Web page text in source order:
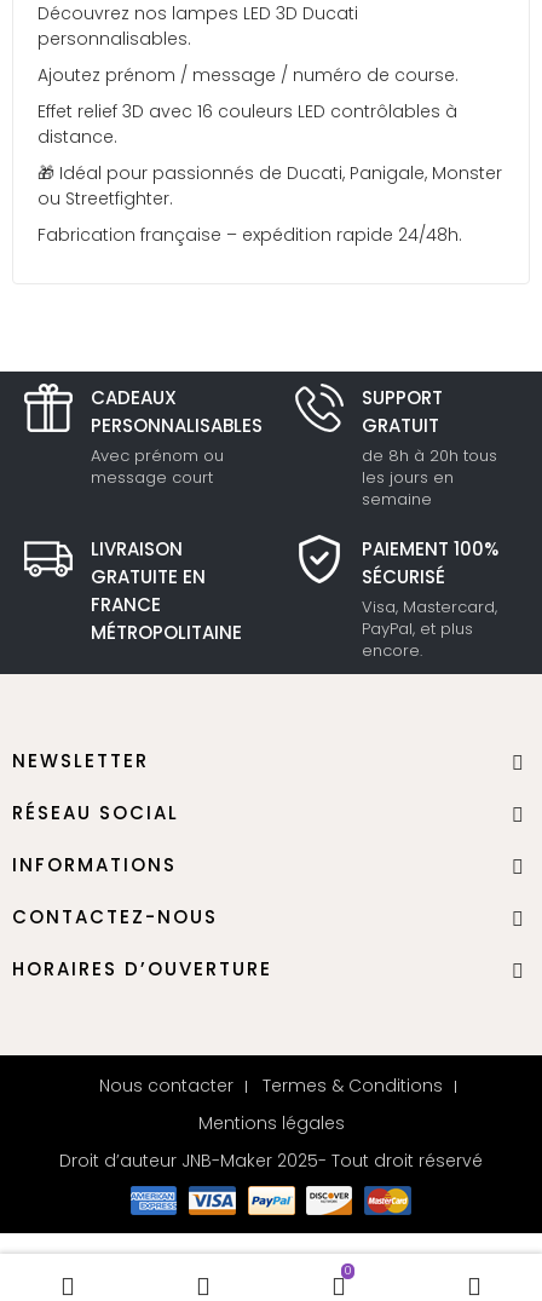
0
Découvrez nos lampes LED 3D Ducati
personnalisables.
Ajoutez prénom / message / numéro de course.
Effet relief 3D avec 16 couleurs LED contrôlables à
distance.
🎁 Idéal pour passionnés de Ducati, Panigale, Monster
ou Streetfighter.
Fabrication française – expédition rapide 24/48h.
CADEAUX
PERSONNALISABLES
Avec prénom ou
message court
SUPPORT
GRATUIT
de 8h à 20h tous
les jours en
semaine
LIVRAISON
GRATUITE EN
FRANCE
MÉTROPOLITAINE
PAIEMENT 100%
SÉCURISÉ
Visa, Mastercard,
PayPal, et plus
encore.
NEWSLETTER
RÉSEAU SOCIAL
INFORMATIONS
CONTACTEZ-NOUS
HORAIRES D’OUVERTURE
Nous contacter
Termes & Conditions
Mentions légales
Droit d’auteur JNB-Maker 2025- Tout droit réservé